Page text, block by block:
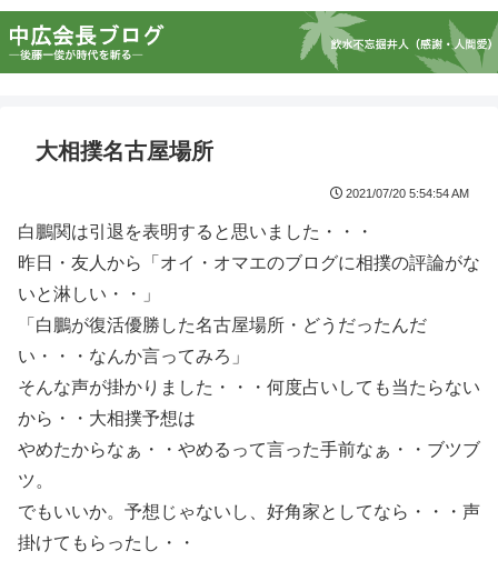
大相撲名古屋場所
2021/07/20 5:54:54 AM
白鵬関は引退を表明すると思いました・・・
昨日・友人から「オイ・オマエのブログに相撲の評論がな
いと淋しい・・」
「白鵬が復活優勝した名古屋場所・どうだったんだ
い・・・なんか言ってみろ」
そんな声が掛かりました・・・何度占いしても当たらない
から・・大相撲予想は
やめたからなぁ・・やめるって言った手前なぁ・・ブツブ
ツ。
でもいいか。予想じゃないし、好角家としてなら・・・声
掛けてもらったし・・